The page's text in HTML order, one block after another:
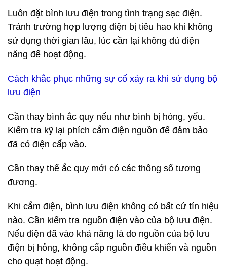
Luôn đặt bình lưu điện trong tình trạng sạc điện.
Tránh trường hợp lượng điện bị tiêu hao khi không
sử dụng thời gian lâu, lúc cần lại không đủ điện
năng để hoạt động.
Cách khắc phục những sự cố xảy ra khi sử dụng bộ
lưu điện
Cần thay bình ắc quy nếu như bình bị hỏng, yếu.
Kiểm tra kỹ lại phích cắm điện nguồn để đảm bảo
đã có điện cấp vào.
Cần thay thế ắc quy mới có các thông số tương
đương.
Khi cắm điện, bình lưu điện không có bất cứ tín hiệu
nào. Cần kiểm tra nguồn điện vào của bộ lưu điện.
Nếu điện đã vào khả năng là do nguồn của bộ lưu
điện bị hỏng, không cấp nguồn điều khiển và nguồn
cho quạt hoạt động.